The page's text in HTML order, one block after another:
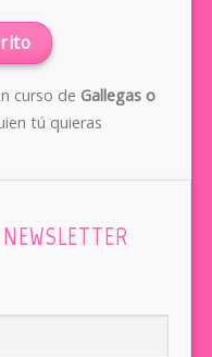
curso de Gallegas o
tú quieras